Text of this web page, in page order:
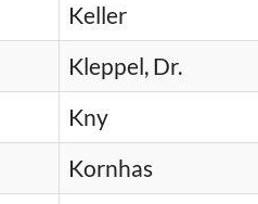
Keller
Kleppel, Dr.
Kny
Kornhas